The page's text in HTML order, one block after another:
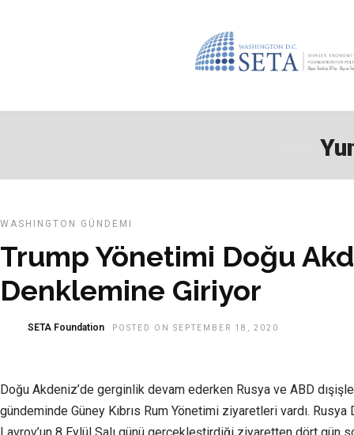
WASHINGTON GÜNDEMI
Trump Yönetimi Doğu
Denklemine Giriyor
SETA Foundation POSTED ON SEPTEMBER 18, 2020
Doğu Akdeniz’de gerginlik devam ederken Rusya ve ABD
gündeminde Güney Kıbrıs Rum Yönetimi ziyaretleri vardı. Rusya